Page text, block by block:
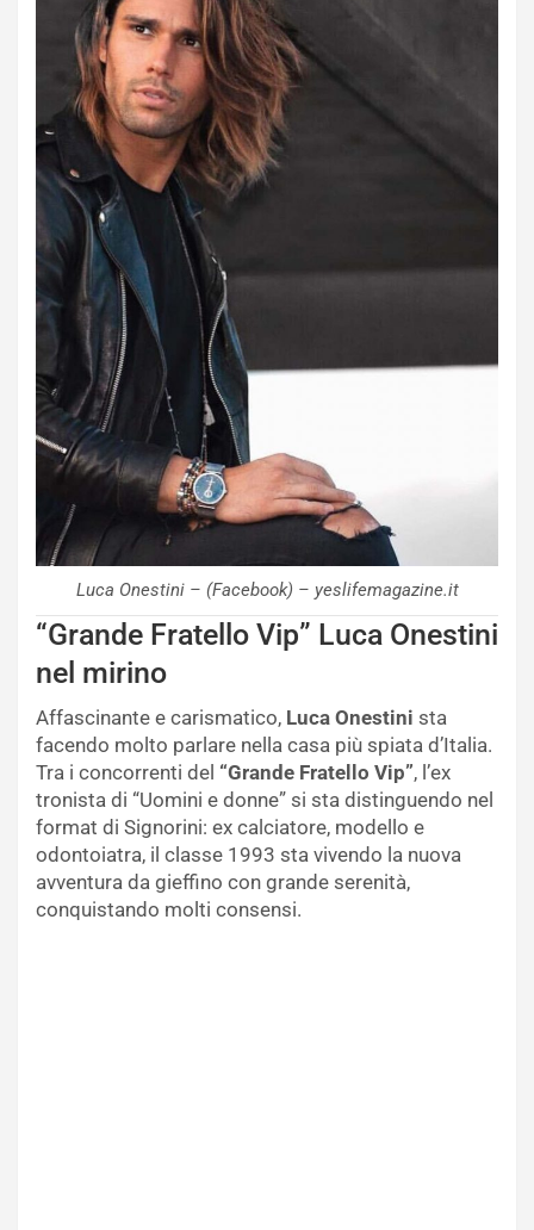
Luca Onestini – (Facebook) – yeslifemagazine.it
“Grande Fratello Vip” Luca Onestini
nel mirino
Affascinante e carismatico, Luca Onestini sta
facendo molto parlare nella casa più spiata d’Italia.
Tra i concorrenti del “Grande Fratello Vip”, l’ex
tronista di “Uomini e donne” si sta distinguendo nel
format di Signorini: ex calciatore, modello e
odontoiatra, il classe 1993 sta vivendo la nuova
avventura da gieffino con grande serenità,
conquistando molti consensi.